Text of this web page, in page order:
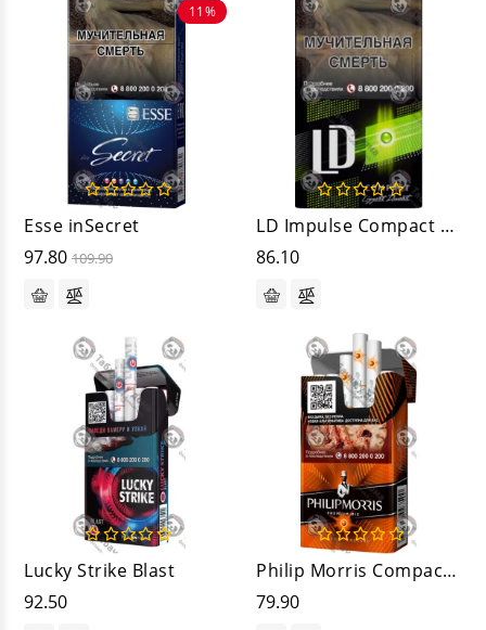
11%
Esse inSecret
97.80 109.90
LD Impulse Compact Лайм
86.10
Lucky Strike Blast
92.50
Philip Morris Compact Солнечный
79.90